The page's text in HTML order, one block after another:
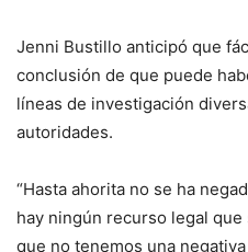
Jenni Bustillo anticipó que
conclusión de que puede
líneas de investigación
autoridades.
“Hasta ahorita no se ha
hay ningún recurso legal
que no tenemos una